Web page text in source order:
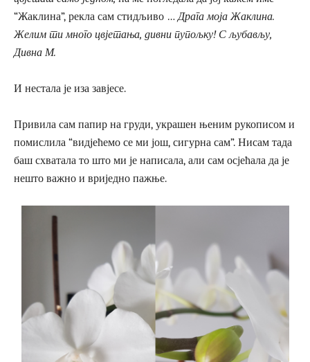
“Жаклина”, рекла сам стидљиво …Драга моја Жаклина.
Желим ти много цвјетања, дивни пупољку! С љубављу,
Дивна М.
И нестала је иза завјесе.
Привила сам папир на груди, украшен њеним рукописом и
помислила “видјећемо се ми још, сигурна сам”. Нисам тада
баш схватала то што ми је написала, али сам осјећала да је
нешто важно и вриједно пажње.